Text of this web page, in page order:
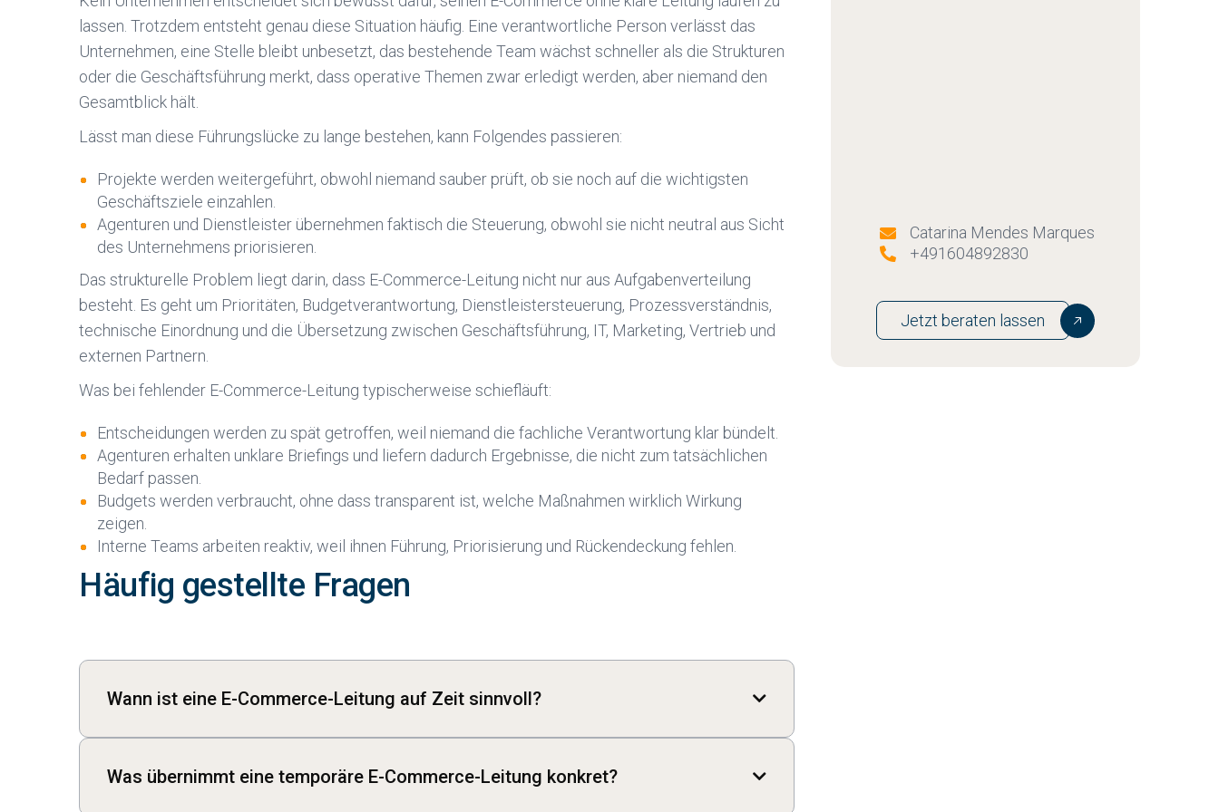
lassen. Trotzdem entsteht genau diese Situation häufig. Eine verantwortliche Person verlässt das
Unternehmen, eine Stelle bleibt unbesetzt, das bestehende Team wächst schneller als die Strukturen
oder die Geschäftsführung merkt, dass operative Themen zwar erledigt werden, aber niemand den
Gesamtblick hält.
Lässt man diese Führungslücke zu lange bestehen, kann Folgendes passieren:
Projekte werden weitergeführt, obwohl niemand sauber prüft, ob sie noch auf die wichtigsten
Geschäftsziele einzahlen.
Agenturen und Dienstleister übernehmen faktisch die Steuerung, obwohl sie nicht neutral aus Sicht
des Unternehmens priorisieren.
Das strukturelle Problem liegt darin, dass E-Commerce-Leitung nicht nur aus Aufgabenverteilung
besteht. Es geht um Prioritäten, Budgetverantwortung, Dienstleistersteuerung, Prozessverständnis,
technische Einordnung und die Übersetzung zwischen Geschäftsführung, IT, Marketing, Vertrieb und
externen Partnern.
Was bei fehlender E-Commerce-Leitung typischerweise schiefläuft:
Entscheidungen werden zu spät getroffen, weil niemand die fachliche Verantwortung klar bündelt.
Agenturen erhalten unklare Briefings und liefern dadurch Ergebnisse, die nicht zum tatsächlichen
Bedarf passen.
Budgets werden verbraucht, ohne dass transparent ist, welche Maßnahmen wirklich Wirkung
zeigen.
Interne Teams arbeiten reaktiv, weil ihnen Führung, Priorisierung und Rückendeckung fehlen.
Häufig gestellte Fragen
Wann ist eine E-Commerce-Leitung auf Zeit sinnvoll? 
Elternzeit, Kündigung, ein laufender Relaunch, ein Agenturwechsel, starkes Wachstum oder ein
Was übernimmt eine temporäre E-Commerce-Leitung konkret? 
 Catarina Mendes Marques
 +491604892830
Jetzt beraten lassen